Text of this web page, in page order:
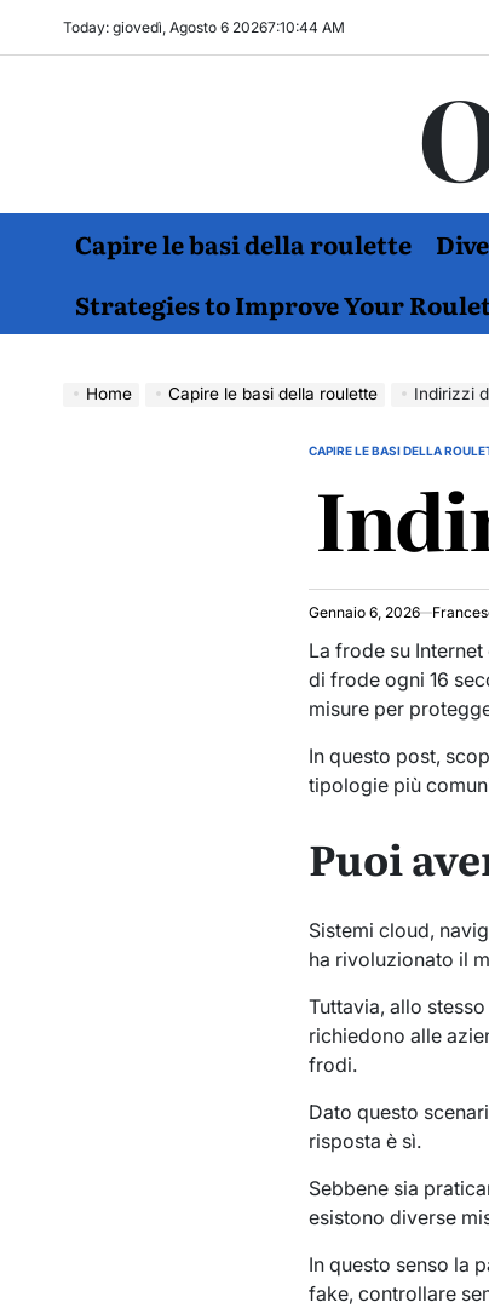
Today: giovedì, Agosto 6 20267:10:45 AM
Capire le basi della roulette
Strategies to Improve Your
Home Capire le basi della roulette Indirizzi
POSTED
CAPIRE LE BASI DELLA
Gennaio 6, 2026
La frode su
di frode ogni 16
misure per
In questo post,
tipologie più
Puoi
Sistemi cloud,
ha rivoluzionato il
Tuttavia, allo
richiedono alle
frodi.
Dato questo
risposta è sì.
Sebbene sia
esistono diverse
In questo senso la
fake, controllare